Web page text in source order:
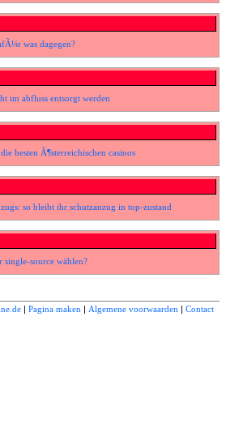
was dagegen?
im abfluss entsorgt werden
besten Ã¶sterreichischen casinos
so bleibt ihr schutzanzug in top-zustand
single-source wählen?
| Pagina maken | Algemene voorwaarden | Contact